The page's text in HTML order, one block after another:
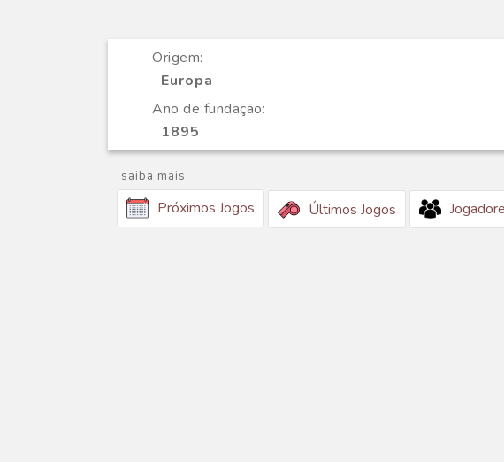
Origem:
Europa
Ano de fundação:
1895
saiba mais:
Próximos Jogos Últimos Jogos